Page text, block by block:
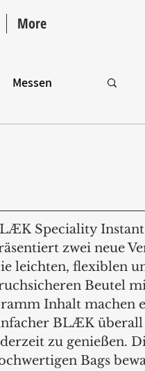
More
Messen
Speciality Instant
zwei neue
leichten, flexiblen
Beutel
Inhalt machen
BLÆK
zu genießen.
Bags